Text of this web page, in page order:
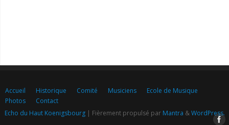
Accueil Historique Comité Musiciens
Ecole de Musique
Photos
Contact
Echo du Haut Koenigsbourg| Fièrement propulsé par Mantra &WordPress.